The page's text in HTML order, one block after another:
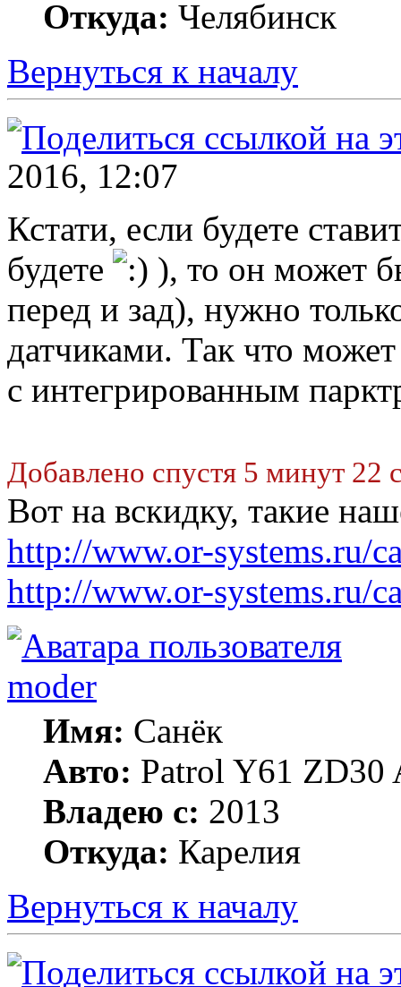
Откуда: Челябинск
Вернуться к началу
2016, 12:07
Кстати, если будете
будете
), то он может
перед и зад), нужно
датчиками. Так что
с интегрированным
Добавлено спустя 5 минут 22
Вот на вскидку, такие
http://www.or-systems.ru/
http://www.or-systems.ru/
moder
Имя: Санёк
Авто: Patrol Y61 ZD30
Владею с: 2013
Откуда: Карелия
Вернуться к началу